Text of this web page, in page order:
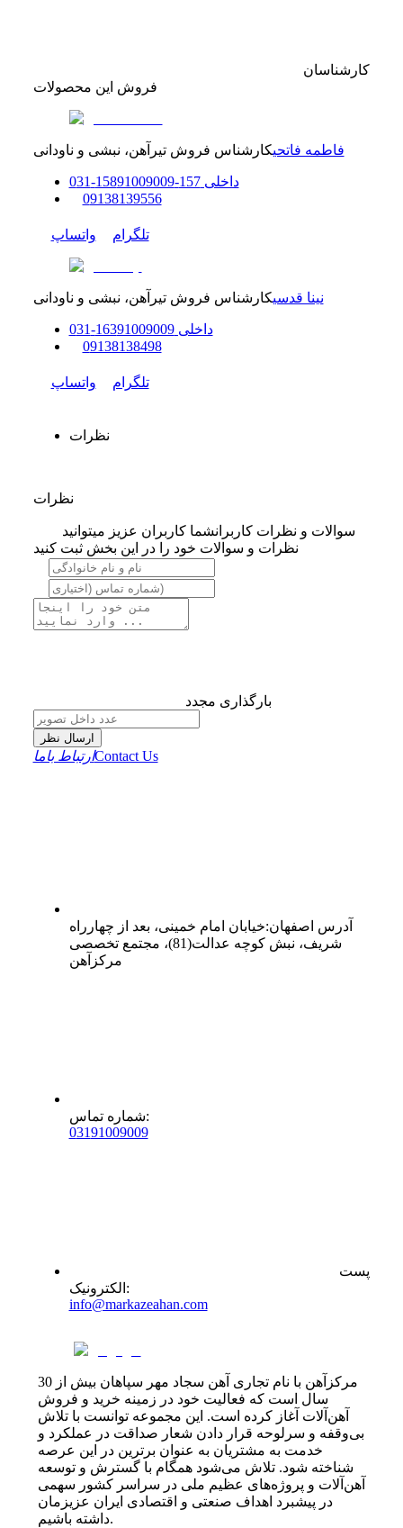
کارشناسان
فروش این محصولات
فاطمه فاتحیکارشناس فروش تیرآهن، نبشی و ناودانی
داخلی157-158
91009009
-
031
09138139556
تلگرام واتساپ
نینا قدسیکارشناس فروش تیرآهن، نبشی و ناودانی
داخلی 16391009009
-
031
09138138498
تلگرام واتساپ
نظرات
نظرات
سوالات و نظرات کاربرانشما کاربران عزیز میتوانید
نظرات و سوالات خود را در این بخش ثبت کنید
بارگذاری مجدد
ارسال نظر
ارتباط باماContact Us
آدرس اصفهان:خیابان امام خمینی، بعد از چهارراه
شریف، نبش کوچه عدالت(81)، مجتمع تخصصی
مرکزآهن
شماره تماس:
03191009009
پست
الکترونیک :
info@markazeahan.com
مرکزآهن با نام تجاری آهن سجاد مهر سپاهان بیش از 30
سال است که فعالیت خود در زمینه خرید و فروش
آهن‌آلات آغاز کرده است. این مجموعه توانست با تلاش
بی‌وقفه و سرلوحه قرار دادن شعار صداقت در عملکرد و
خدمت به مشتریان به عنوان برترین در این عرصه
شناخته شود. تلاش می‌شود همگام با گسترش و توسعه
آهن‌آلات و پروژه‌های عظیم ملی در سراسر کشور سهمی
در پیشبرد اهداف صنعتی و اقتصادی ایران عزیزمان
داشته باشیم.